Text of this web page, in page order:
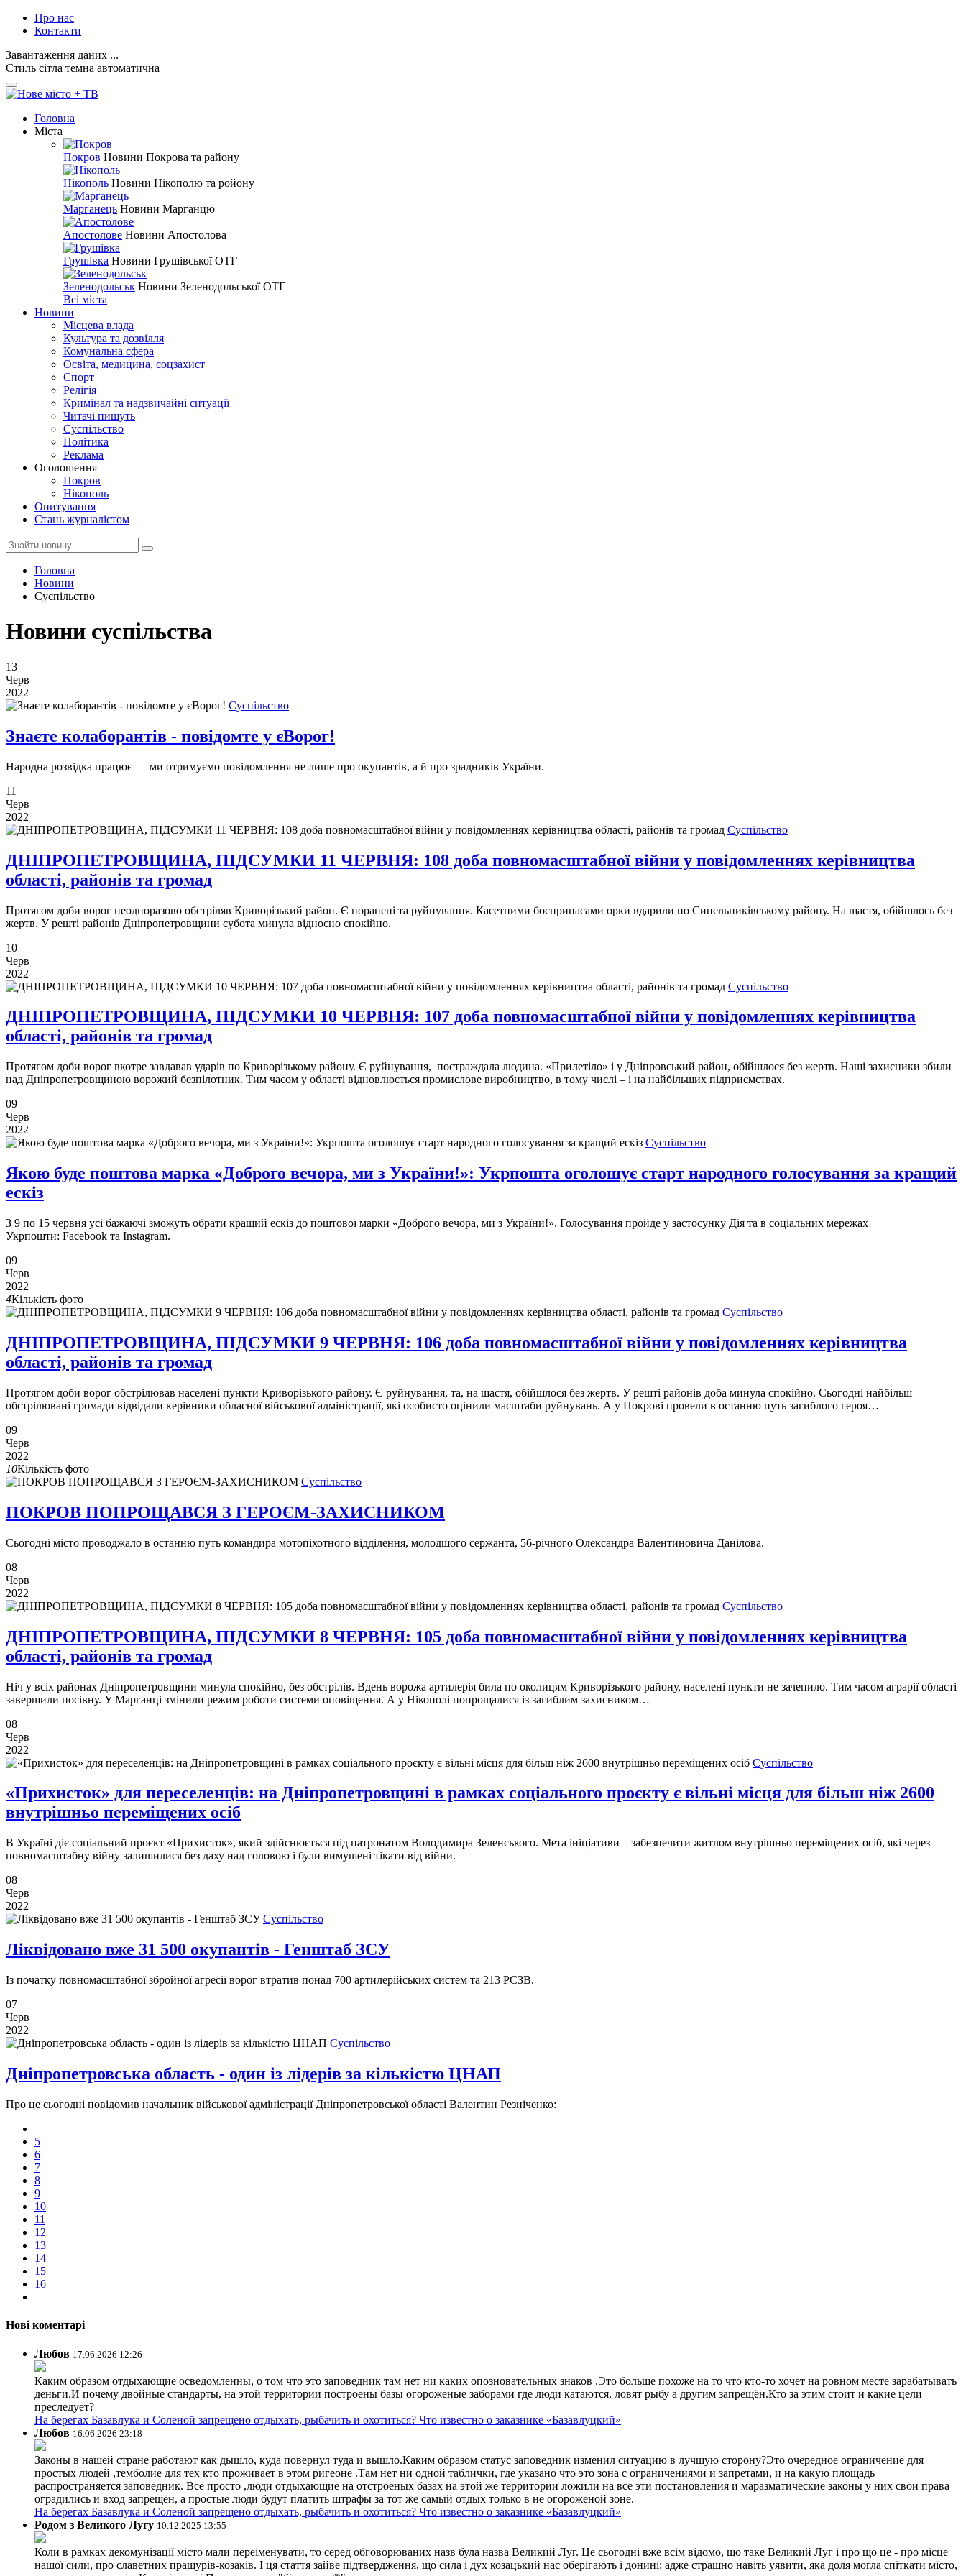
Про нас
Контакти
Завантаження даних ...
Стиль сітла темна автоматична
Головна
Міста
Покров Новини Покрова та району
Нікополь Новини Нікополю та ройону
Марганець Новини Марганцю
Апостолове Новини Апостолова
Грушівка Новини Грушівської ОТГ
Зеленодольськ Новини Зеленодольської ОТГ
Всі міста
Новини
Місцева влада
Культура та дозвілля
Комунальна сфера
Освіта, медицина, соцзахист
Спорт
Релігія
Кримінал та надзвичайні ситуації
Читачі пишуть
Суспільство
Політика
Реклама
Оголошення
Покров
Нікополь
Опитування
Стань журналістом
Головна
Новини
Суспільство
Новини суспільства
13
Черв
2022
Суспільство
Знаєте колаборантів - повідомте у єВорог!
Народна розвідка працює — ми отримуємо повідомлення не лише про окупантів, а й про зрадників України.
11
Черв
2022
Суспільство
ДНІПРОПЕТРОВЩИНА, ПІДСУМКИ 11 ЧЕРВНЯ: 108 доба повномасштабної війни у повідомленнях керівництва
області, районів та громад
Протягом доби ворог неодноразово обстріляв Криворізький район. Є поранені та руйнування. Касетними боєприпасами орки вдарили по Синельниківському району. На щастя, обійшлось без
жертв. У решті районів Дніпропетровщини субота минула відносно спокійно.
10
Черв
2022
Суспільство
ДНІПРОПЕТРОВЩИНА, ПІДСУМКИ 10 ЧЕРВНЯ: 107 доба повномасштабної війни у повідомленнях керівництва
області, районів та громад
Протягом доби ворог вкотре завдавав ударів по Криворізькому району. Є руйнування, постраждала людина. «Прилетіло» і у Дніпровський район, обійшлося без жертв. Наші захисники збили
над Дніпропетровщиною ворожий безпілотник. Тим часом у області відновлюється промислове виробництво, в тому числі – і на найбільших підприємствах.
09
Черв
2022
Суспільство
Якою буде поштова марка «Доброго вечора, ми з України!»: Укрпошта оголошує старт народного голосування за кращий
ескіз
З 9 по 15 червня усі бажаючі зможуть обрати кращий ескіз до поштової марки «Доброго вечора, ми з України!». Голосування пройде у застосунку Дія та в соціальних мережах
Укрпошти: Facebook та Instagram.
09
Черв
2022
4Кількість фото
Суспільство
ДНІПРОПЕТРОВЩИНА, ПІДСУМКИ 9 ЧЕРВНЯ: 106 доба повномасштабної війни у повідомленнях керівництва
області, районів та громад
Протягом доби ворог обстрілював населені пункти Криворізького району. Є руйнування, та, на щастя, обійшлося без жертв. У решті районів доба минула спокійно. Сьогодні найбільш
обстрілювані громади відвідали керівники обласної військової адміністрації, які особисто оцінили масштаби руйнувань. А у Покрові провели в останню путь загиблого героя…
09
Черв
2022
10Кількість фото
Суспільство
ПОКРОВ ПОПРОЩАВСЯ З ГЕРОЄМ-ЗАХИСНИКОМ
Сьогодні місто проводжало в останню путь командира мотопіхотного відділення, молодшого сержанта, 56-річного Олександра Валентиновича Данілова.
08
Черв
2022
Суспільство
ДНІПРОПЕТРОВЩИНА, ПІДСУМКИ 8 ЧЕРВНЯ: 105 доба повномасштабної війни у повідомленнях керівництва
області, районів та громад
Ніч у всіх районах Дніпропетровщини минула спокійно, без обстрілів. Вдень ворожа артилерія била по околицям Криворізького району, населені пункти не зачепило. Тим часом аграрії області
завершили посівну. У Марганці змінили режим роботи системи оповіщення. А у Нікополі попрощалися із загиблим захисником…
08
Черв
2022
Суспільство
«Прихисток» для переселенців: на Дніпропетровщині в рамках соціального проєкту є вільні місця для більш ніж 2600
внутрішньо переміщених осіб
В Україні діє соціальний проєкт «Прихисток», який здійснюється під патронатом Володимира Зеленського. Мета ініціативи – забезпечити житлом внутрішньо переміщених осіб, які через
повномасштабну війну залишилися без даху над головою і були вимушені тікати від війни.
08
Черв
2022
Суспільство
Ліквідовано вже 31 500 окупантів - Генштаб ЗСУ
Із початку повномасштабної збройної агресії ворог втратив понад 700 артилерійських систем та 213 РСЗВ.
07
Черв
2022
Суспільство
Дніпропетровська область - один із лідерів за кількістю ЦНАП
Про це сьогодні повідомив начальник військової адміністрації Дніпропетровської області Валентин Резніченко:
5
6
7
8
9
10
11
12
13
14
15
16
Нові коментарі
Любов 17.06.2026 12:26
Каким образом отдыхающие осведомленны, о том что это заповедник там нет ни каких опозновательных знаков .Это больше похоже на то что кто-то хочет на ровном месте зарабатывать
деньги.И почему двойные стандарты, на этой территории построены базы огороженые заборами где люди катаются, ловят рыбу а другим запрещён.Кто за этим стоит и какие цели
преследует?
На берегах Базавлука и Соленой запрещено отдыхать, рыбачить и охотиться? Что известно о заказнике «Базавлуцкий»
Любов 16.06.2026 23:18
Законы в нашей стране работают как дышло, куда повернул туда и вышло.Каким образом статус заповедник изменил ситуацию в лучшую сторону?Это очередное ограничение для
простых людей ,темболие для тех кто проживает в этом ригеоне .Там нет ни одной таблички, где указано что это зона с ограничениями и запретами, и на какую площадь
распространяется заповедник. Всё просто ,люди отдыхающие на отстроеных базах на этой же территории ложили на все эти постановления и маразматические законы у них свои права
оградились и вход запрещён, а простые люди будут платить штрафы за тот же самый отдых только в не огороженой зоне.
На берегах Базавлука и Соленой запрещено отдыхать, рыбачить и охотиться? Что известно о заказнике «Базавлуцкий»
Родом з Великого Лугу 10.12.2025 13:55
Коли в рамках декомунізації місто мали переіменувати, то серед обговорюваних назв була назва Великий Луг. Це сьогодні вже всім відомо, що таке Великий Луг і про що це - про місце
нашої сили, про славетних пращурів-козаків. І ця стаття зайве підтвердження, що сила і дух козацький нас оберігають і донині: адже страшно навіть уявити, яка доля могла спіткати місто,